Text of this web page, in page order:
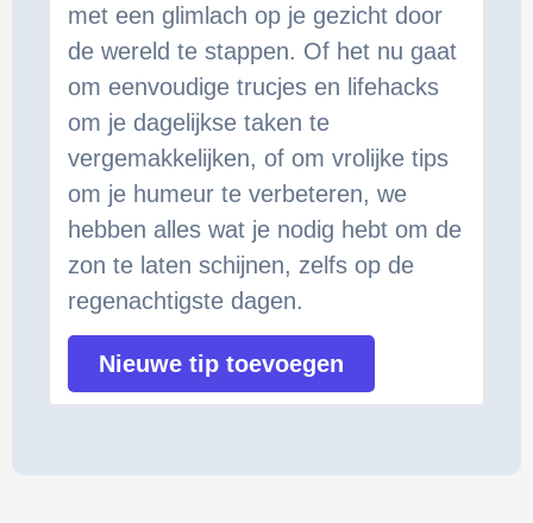
met een glimlach op je gezicht door
de wereld te stappen. Of het nu gaat
om eenvoudige trucjes en lifehacks
om je dagelijkse taken te
vergemakkelijken, of om vrolijke tips
om je humeur te verbeteren, we
hebben alles wat je nodig hebt om de
zon te laten schijnen, zelfs op de
regenachtigste dagen.
Nieuwe tip toevoegen